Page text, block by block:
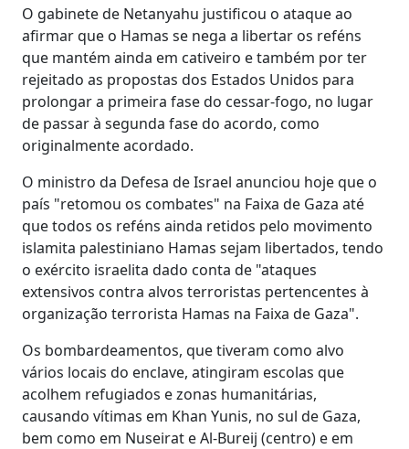
O gabinete de Netanyahu justificou o ataque ao
afirmar que o Hamas se nega a libertar os reféns
que mantém ainda em cativeiro e também por ter
rejeitado as propostas dos Estados Unidos para
prolongar a primeira fase do cessar-fogo, no lugar
de passar à segunda fase do acordo, como
originalmente acordado.
O ministro da Defesa de Israel anunciou hoje que o
país "retomou os combates" na Faixa de Gaza até
que todos os reféns ainda retidos pelo movimento
islamita palestiniano Hamas sejam libertados, tendo
o exército israelita dado conta de "ataques
extensivos contra alvos terroristas pertencentes à
organização terrorista Hamas na Faixa de Gaza".
Os bombardeamentos, que tiveram como alvo
vários locais do enclave, atingiram escolas que
acolhem refugiados e zonas humanitárias,
causando vítimas em Khan Yunis, no sul de Gaza,
bem como em Nuseirat e Al-Bureij (centro) e em